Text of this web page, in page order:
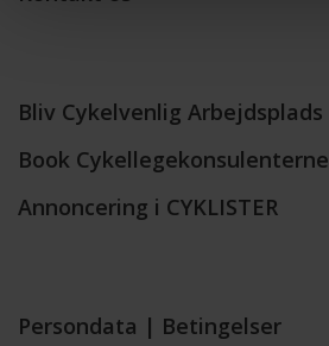
Bliv Cykelvenlig Arbejdsplads
Book Cykellegekonsulenterne
Annoncering i CYKLISTER
Persondata | Betingelser